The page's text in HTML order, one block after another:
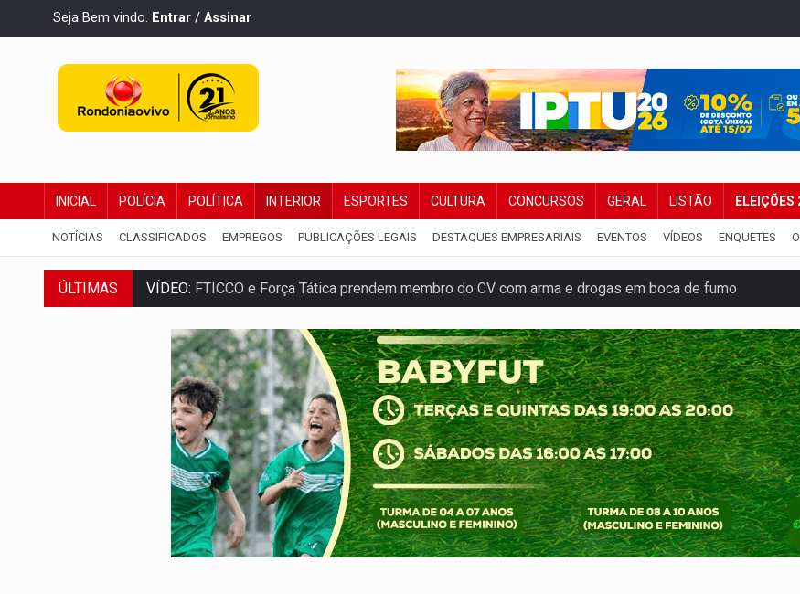
Seja Bem vindo. Entrar / Assinar
INICIAL POLÍCIA POLÍTICA INTERIOR ESPORTES CULTURA CONCURSOS GERAL LISTÃO ELEIÇÕES
NOTÍCIAS CLASSIFICADOS EMPREGOS PUBLICAÇÕES LEGAIS DESTAQUES EMPRESARIAIS EVENTOS VÍDEOS ENQUETES
ÚLTIMAS
VÍDEO:FTICCO e Força Tática prendem membro do CV com arma e drogas em boca de fumo
INCLUSÃO:Prefeitura fortalece parceria com a APAE para ampliar ações voltadas a PCD's
DEFESA:Exército testa inovações no combate a drones durante exercício antiaéreo
TEMAS SOCIOAMBIENTAIS:Em Itapuã do Oeste, CINEMAZÔNIA leva cinema amazônico a
PREVISÃO:Interior de Rondônia terá sábado (8) de calor intenso e tempo firme
INFRAESTRUTURA:Após quase 30 anos de espera, asfalto chega ao bairro Nova Esperança
A ILHA:Coreografia de Rondônia estreia na programação do Festival de Dança de Joinville
ELEIÇÕES 2026:Sgt. Mouza esclarece 'erro de digitação' em declaração de patrimônio de R$ 29 mi
JUDICIÁRIO:Sinjur parabeniza servidores pelo adicional de incentivo com efeitos retroativos